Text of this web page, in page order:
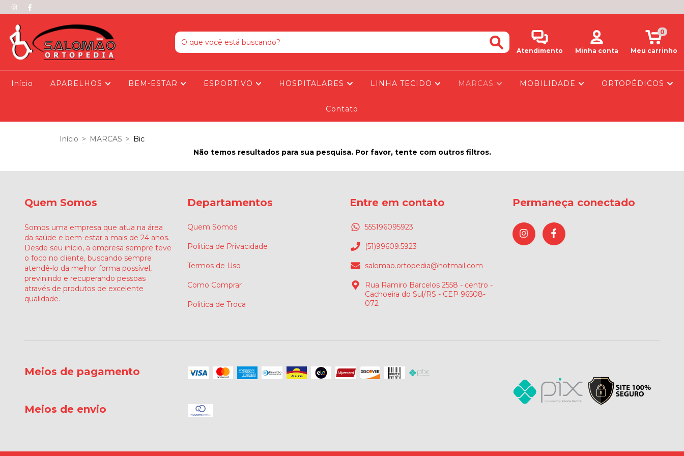
Atendimento Minha conta Meu carrinho
0
Início APARELHOS BEM-ESTAR ESPORTIVO HOSPITALARES LINHA TECIDO MARCAS MOBILIDADE ORTOPÉDICOS
Contato
Início > MARCAS > Bic
Não temos resultados para sua pesquisa. Por favor, tente com outros filtros.
Quem Somos
Somos uma empresa que atua na área
da saúde e bem-estar a mais de 24 anos.
Desde seu início, a empresa sempre teve
o foco no cliente, buscando sempre
atendê-lo da melhor forma possível,
previnindo e recuperando pessoas
através de produtos de excelente
qualidade.
Departamentos
Quem Somos
Politica de Privacidade
Termos de Uso
Como Comprar
Politica de Troca
Entre em contato
555196095923
(51)99609.5923
salomao.ortopedia@hotmail.com
Rua Ramiro Barcelos 2558 - centro -
Cachoeira do Sul/RS - CEP 96508-
072
Permaneça conectado
Meios de pagamento
Meios de envio